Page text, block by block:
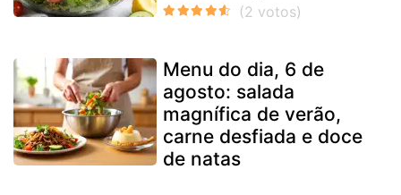
Menu do dia, 6 de
agosto: salada
magnífica de verão,
carne desfiada e doce
de natas